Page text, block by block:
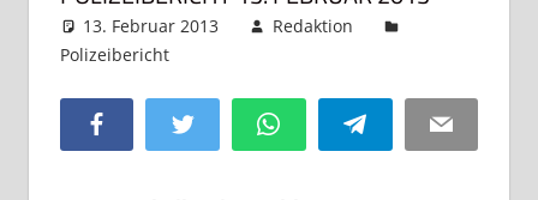
13. Februar 2013
Redaktion
Polizeibericht
Facebook Twitter WhatsAppTelegram Email